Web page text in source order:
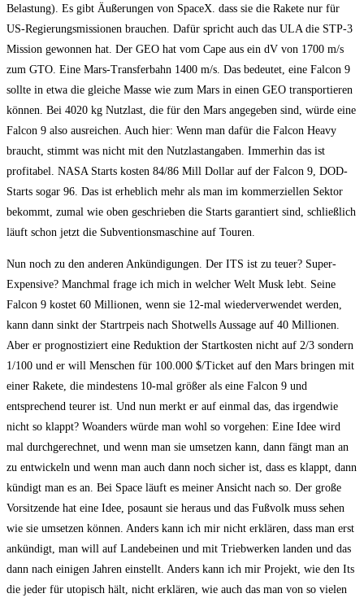
Belastung). Es gibt Äußerungen von SpaceX. dass sie die Rakete nur für
US-Regierungsmissionen brauchen. Dafür spricht auch das ULA die STP-3
Mission gewonnen hat. Der GEO hat vom Cape aus ein dV von 1700 m/s
zum GTO. Eine Mars-Transferbahn 1400 m/s. Das bedeutet, eine Falcon 9
sollte in etwa die gleiche Masse wie zum Mars in einen GEO transportieren
können. Bei 4020 kg Nutzlast, die für den Mars angegeben sind, würde eine
Falcon 9 also ausreichen. Auch hier: Wenn man dafür die Falcon Heavy
braucht, stimmt was nicht mit den Nutzlastangaben. Immerhin das ist
profitabel. NASA Starts kosten 84/86 Mill Dollar auf der Falcon 9, DOD-
Starts sogar 96. Das ist erheblich mehr als man im kommerziellen Sektor
bekommt, zumal wie oben geschrieben die Starts garantiert sind, schließlich
läuft schon jetzt die Subventionsmaschine auf Touren.
Nun noch zu den anderen Ankündigungen. Der ITS ist zu teuer? Super-
Expensive? Manchmal frage ich mich in welcher Welt Musk lebt. Seine
Falcon 9 kostet 60 Millionen, wenn sie 12-mal wiederverwendet werden,
kann dann sinkt der Startrpeis nach Shotwells Aussage auf 40 Millionen.
Aber er prognostiziert eine Reduktion der Startkosten nicht auf 2/3 sondern
1/100 und er will Menschen für 100.000 $/Ticket auf den Mars bringen mit
einer Rakete, die mindestens 10-mal größer als eine Falcon 9 und
entsprechend teurer ist. Und nun merkt er auf einmal das, das irgendwie
nicht so klappt? Woanders würde man wohl so vorgehen: Eine Idee wird
mal durchgerechnet, und wenn man sie umsetzen kann, dann fängt man an
zu entwickeln und wenn man auch dann noch sicher ist, dass es klappt, dann
kündigt man es an. Bei Space läuft es meiner Ansicht nach so. Der große
Vorsitzende hat eine Idee, posaunt sie heraus und das Fußvolk muss sehen
wie sie umsetzen können. Anders kann ich mir nicht erklären, dass man erst
ankündigt, man will auf Landebeinen und mit Triebwerken landen und das
dann nach einigen Jahren einstellt. Anders kann ich mir Projekt, wie den Its
die jeder für utopisch hält, nicht erklären, wie auch das man von so vielen